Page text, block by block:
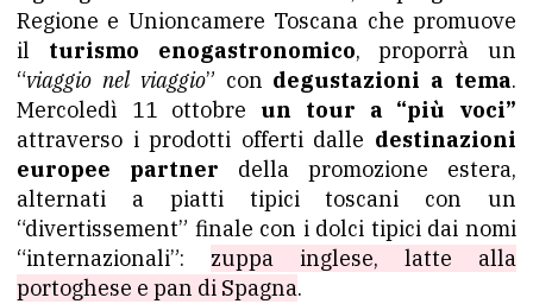
Regione e Unioncamere Toscana che promuove
il turismo enogastronomico, proporrà un
“viaggio nel viaggio” con degustazioni a tema.
Mercoledì 11 ottobre un tour a “più voci”
attraverso i prodotti offerti dalle destinazioni
europee partner della promozione estera,
alternati a piatti tipici toscani con un
“divertissement” finale con i dolci tipici dai nomi
“internazionali”: zuppa inglese, latte alla
portoghese e pan di Spagna.